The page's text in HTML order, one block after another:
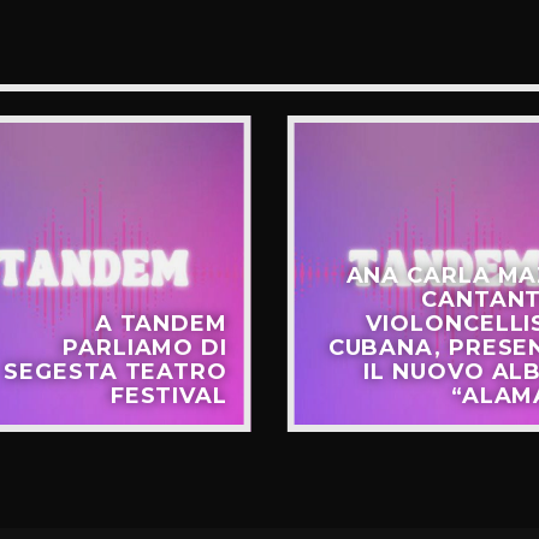
A TANDEM
PARLIAMO DI
SEGESTA TEATRO
FESTIVAL
ANA CARLA
CUBANA,
IL NUOVO